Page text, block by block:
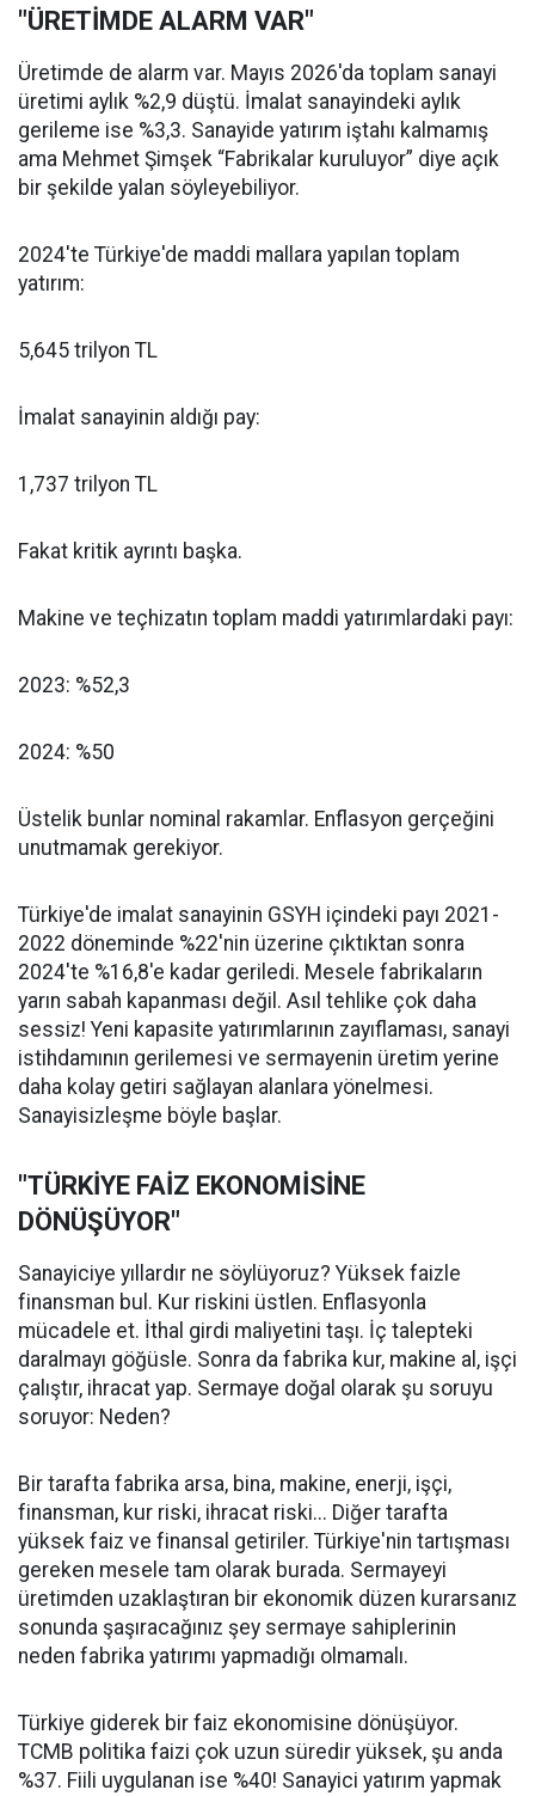
"ÜRETİMDE ALARM VAR"
Üretimde de alarm var. Mayıs 2026'da toplam sanayi
üretimi aylık %2,9 düştü. İmalat sanayindeki aylık
gerileme ise %3,3. Sanayide yatırım iştahı kalmamış
ama Mehmet Şimşek “Fabrikalar kuruluyor” diye açık
bir şekilde yalan söyleyebiliyor.
2024'te Türkiye'de maddi mallara yapılan toplam
yatırım:
5,645 trilyon TL
İmalat sanayinin aldığı pay:
1,737 trilyon TL
Fakat kritik ayrıntı başka.
Makine ve teçhizatın toplam maddi yatırımlardaki payı:
2023: %52,3
2024: %50
Üstelik bunlar nominal rakamlar. Enflasyon gerçeğini
unutmamak gerekiyor.
Türkiye'de imalat sanayinin GSYH içindeki payı 2021-
2022 döneminde %22'nin üzerine çıktıktan sonra
2024'te %16,8'e kadar geriledi. Mesele fabrikaların
yarın sabah kapanması değil. Asıl tehlike çok daha
sessiz! Yeni kapasite yatırımlarının zayıflaması, sanayi
istihdamının gerilemesi ve sermayenin üretim yerine
daha kolay getiri sağlayan alanlara yönelmesi.
Sanayisizleşme böyle başlar.
"TÜRKİYE FAİZ EKONOMİSİNE
DÖNÜŞÜYOR"
Sanayiciye yıllardır ne söylüyoruz? Yüksek faizle
finansman bul. Kur riskini üstlen. Enflasyonla
mücadele et. İthal girdi maliyetini taşı. İç talepteki
daralmayı göğüsle. Sonra da fabrika kur, makine al, işçi
çalıştır, ihracat yap. Sermaye doğal olarak şu soruyu
soruyor: Neden?
Bir tarafta fabrika arsa, bina, makine, enerji, işçi,
finansman, kur riski, ihracat riski... Diğer tarafta
yüksek faiz ve finansal getiriler. Türkiye'nin tartışması
gereken mesele tam olarak burada. Sermayeyi
üretimden uzaklaştıran bir ekonomik düzen kurarsanız
sonunda şaşıracağınız şey sermaye sahiplerinin
neden fabrika yatırımı yapmadığı olmamalı.
Türkiye giderek bir faiz ekonomisine dönüşüyor.
TCMB politika faizi çok uzun süredir yüksek, şu anda
%37. Fiili uygulanan ise %40! Sanayici yatırım yapmak